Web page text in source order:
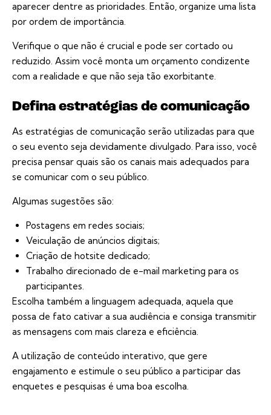
aparecer dentre as prioridades. Então, organize uma lista
por ordem de importância.
Verifique o que não é crucial e pode ser cortado ou
reduzido. Assim você monta um orçamento condizente
com a realidade e que não seja tão exorbitante.
Defina estratégias de comunicação
As estratégias de comunicação serão utilizadas para que
o seu evento seja devidamente divulgado. Para isso, você
precisa pensar quais são os canais mais adequados para
se comunicar com o seu público.
Algumas sugestões são:
Postagens em redes sociais;
Veiculação de anúncios digitais;
Criação de hotsite dedicado;
Trabalho direcionado de e-mail marketing para os
participantes.
Escolha também a linguagem adequada, aquela que
possa de fato cativar a sua audiência e consiga transmitir
as mensagens com mais clareza e eficiência.
A utilização de conteúdo interativo, que gere
engajamento e estimule o seu público a participar das
enquetes e pesquisas é uma boa escolha.